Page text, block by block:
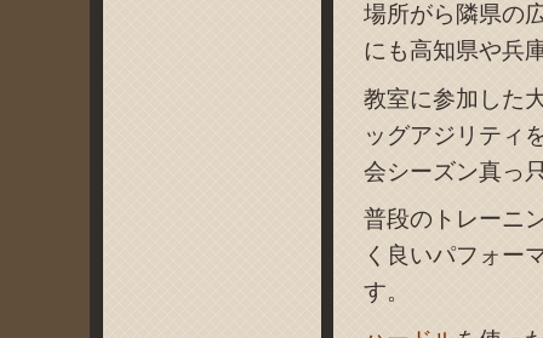
場所がら隣県の
にも高知県や兵
教室に参加した
ッグアジリティ
会シーズン真っ
普段のトレーニ
く良いパフォー
す。